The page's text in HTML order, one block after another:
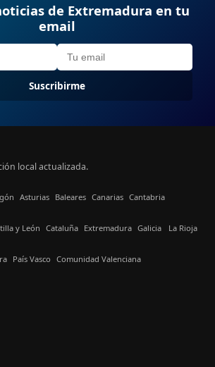
de Extremadura en tu
email
Suscribirme
local actualizada.
Asturias Baleares Canarias Cantabria
y León Cataluña Extremadura Galicia La Rioja
País Vasco Comunidad Valenciana